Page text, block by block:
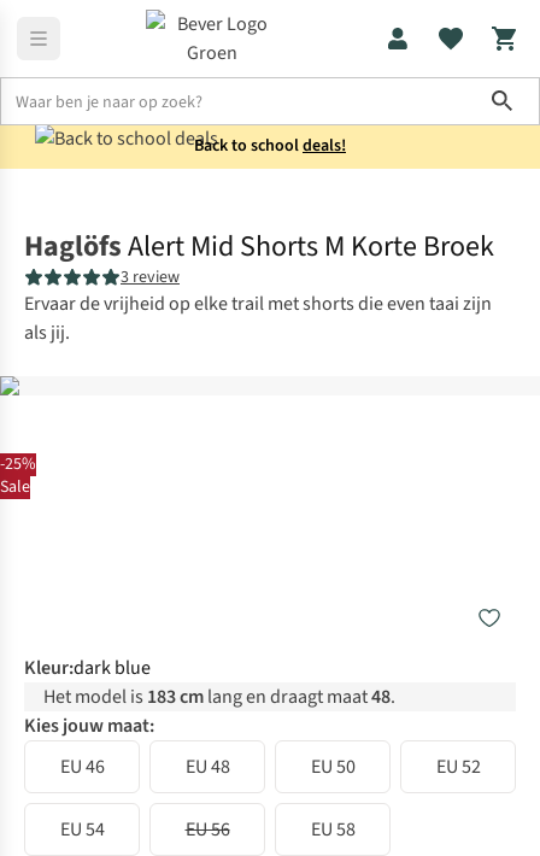
Back to schooldeals!
-25%
Sale
HaglöfsAlert Mid Shorts M Korte Broek
3 review
Ervaar de vrijheid op elke trail met shorts die even taai zijn
als jij.
Kleur:dark blue
Het model is 183 cmlang en draagt maat48.
Kies jouw maat:
EU 46
EU 48 EU 50 EU 52
EU 54 EU 56
EU 58